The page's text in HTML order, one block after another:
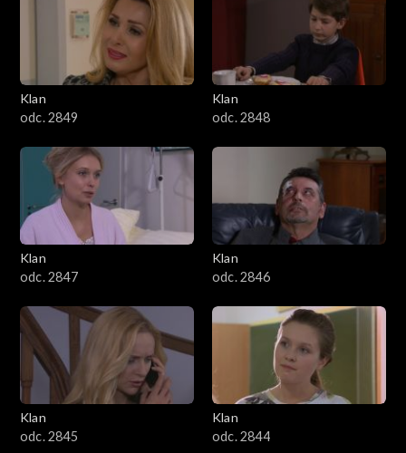
Klan
odc. 2849
Klan
odc. 2848
Klan
odc. 2847
Klan
odc. 2846
Klan
odc. 2845
Klan
odc. 2844